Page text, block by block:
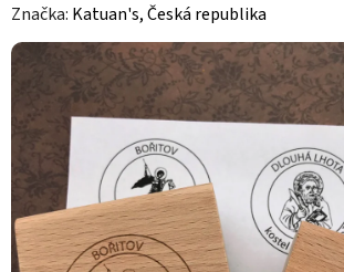
hodnocení
produktu
hvězdiček.
Značka: Katuan's, Česká republika